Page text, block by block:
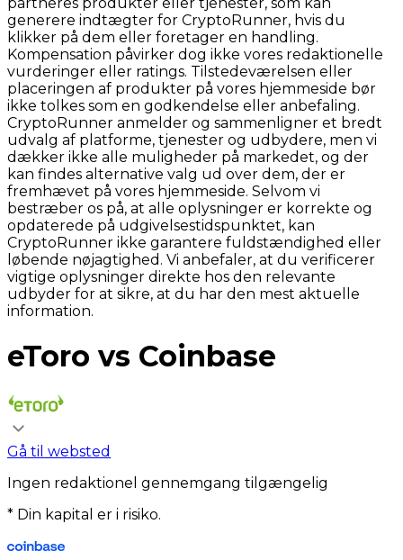
generere indtægter for CryptoRunner, hvis du
klikker på dem eller foretager en handling.
Kompensation påvirker dog ikke vores redaktionelle
vurderinger eller ratings. Tilstedeværelsen eller
placeringen af produkter på vores hjemmeside bør
ikke tolkes som en godkendelse eller anbefaling.
CryptoRunner anmelder og sammenligner et bredt
udvalg af platforme, tjenester og udbydere, men vi
dækker ikke alle muligheder på markedet, og der
kan findes alternative valg ud over dem, der er
fremhævet på vores hjemmeside. Selvom vi
bestræber os på, at alle oplysninger er korrekte og
opdaterede på udgivelsestidspunktet, kan
CryptoRunner ikke garantere fuldstændighed eller
løbende nøjagtighed. Vi anbefaler, at du verificerer
vigtige oplysninger direkte hos den relevante
udbyder for at sikre, at du har den mest aktuelle
information.
eToro vs Coinbase
Gå til websted
Ingen redaktionel gennemgang tilgængelig
* Din kapital er i risiko.